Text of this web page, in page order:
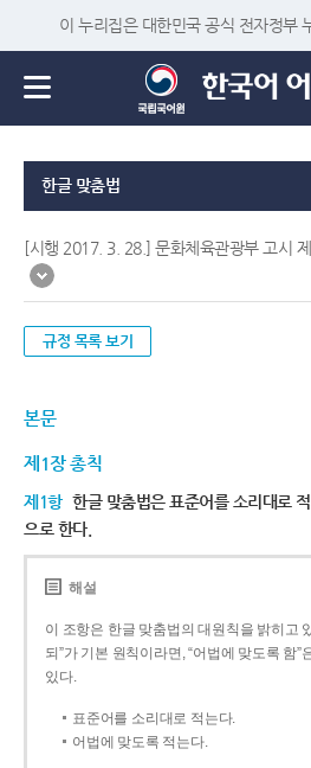
이 누리집은 대한민국 공식 전자정부
한글 맞춤법
[시행 2017. 3. 28.] 문화체육관광부 고시
규정 목록 보기
본문
제1장 총칙
제1항 한글 맞춤법은 표준어를 소리대로
으로 한다.
해설
이 조항은 한글 맞춤법의 대원칙을 밝히고
되”가 기본 원칙이라면, “어법에 맞도록 함
있다.
표준어를 소리대로 적는다.
어법에 맞도록 적는다.